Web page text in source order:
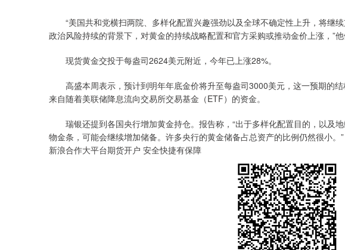
“美国共和党横扫两院、多样化配置兴趣强劲以及全球不确定性上升，将继续
政治风险持续的背景下，对黄金的持续战略配置和官方采购或推动金价上涨，”他
现货黄金交投于每盎司2624美元附近，今年已上涨28%。
高盛本周表示，预计到明年年底金价将升至每盎司3000美元，这一预期的
来自随着美联储降息流向交易所交易基金（ETF）的资金。
瑞银还提到各国央行增加黄金持仓。报告称，“出于多样化配置目的，以及
物金条，可能会继续增加储备。许多央行的黄金储备占总资产的比例仍然很小。”
新浪合作大平台期货开户 安全快捷有保障